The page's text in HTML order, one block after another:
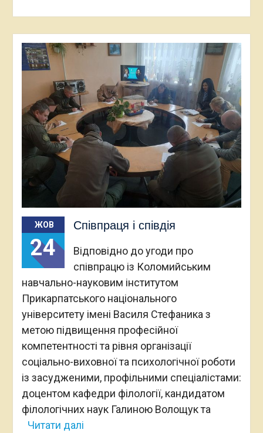
ЖОВ
24
Співпраця і співдія
Відповідно до угоди про
співпрацю із Коломийським
навчально-науковим інститутом
Прикарпатського національного
університету імені Василя Стефаника з
метою підвищення професійної
компетентності та рівня організації
соціально-виховної та психологічної роботи
із засудженими, профільними спеціалістами:
доцентом кафедри філології, кандидатом
філологічних наук Галиною Волощук та
Читати далі